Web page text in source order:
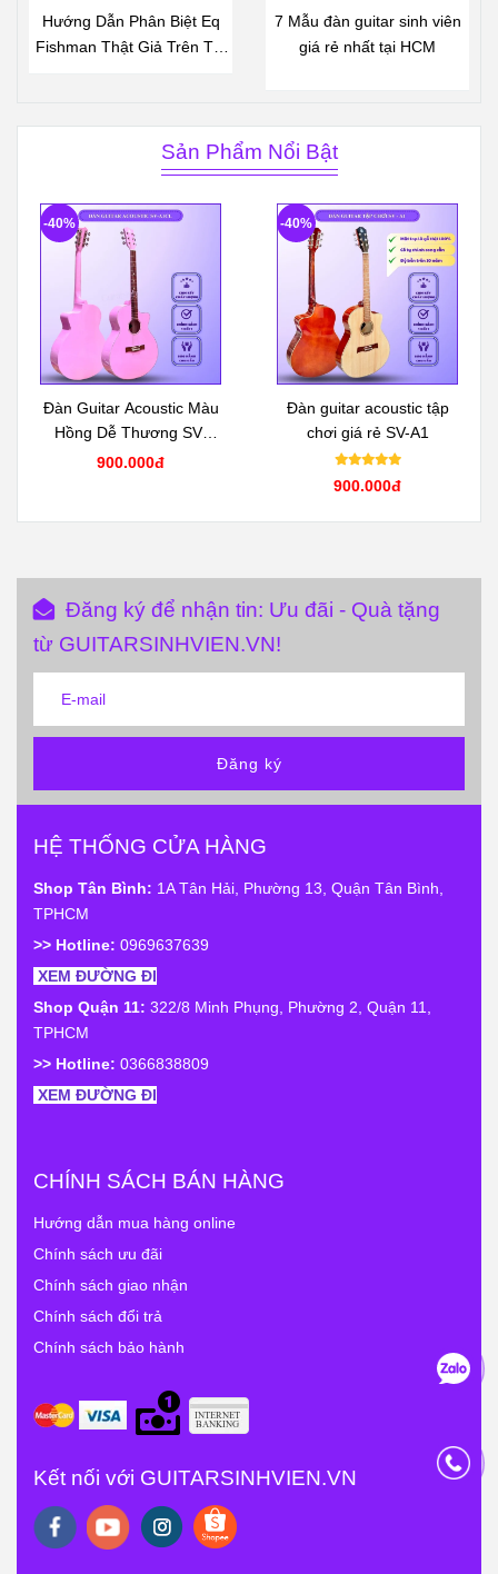
Hướng Dẫn Phân Biệt Eq
Fishman Thật Giả Trên Thị
7 Mẫu đàn guitar sinh viên
giá rẻ nhất tại HCM
Sản Phẩm Nổi Bật
Đàn Guitar Acoustic Màu
Hồng Dễ Thương SV-
A1CL
900.000đ
-40%
Đàn guitar acoustic tập
chơi giá rẻ SV-A1
900.000đ
-40%
Đăng ký để nhận tin: Ưu đãi - Quà tặng
từ GUITARSINHVIEN.VN!
Đăng ký
HỆ THỐNG CỬA HÀNG
Shop Tân Bình: 1A Tân Hải, Phường 13, Quận Tân Bình,
TPHCM
>> Hotline: 0969637639
XEM ĐƯỜNG ĐI
Shop Quận 11: 322/8 Minh Phụng, Phường 2, Quận 11,
TPHCM
>> Hotline: 0366838809
XEM ĐƯỜNG ĐI
CHÍNH SÁCH BÁN HÀNG
Hướng dẫn mua hàng online
Chính sách ưu đãi
Chính sách giao nhận
Chính sách đổi trả
Chính sách bảo hành
Kết nối với GUITARSINHVIEN.VN